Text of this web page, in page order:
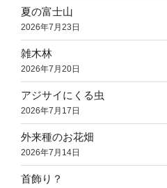
夏の富士山
2026年7月23日
雑木林
2026年7月20日
アジサイにくる虫
2026年7月17日
外来種のお花畑
2026年7月14日
首飾り？